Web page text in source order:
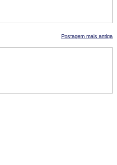
Postagem mais antiga